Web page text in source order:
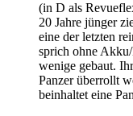
(in D als
20 Jahre jünger
eine der letzten
sprich ohne
wenige gebaut.
Panzer überrollt
beinhaltet eine